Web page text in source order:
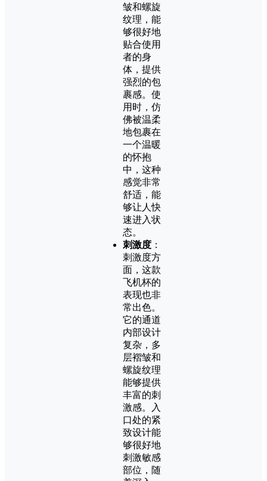
皱和螺旋
纹理，能
够很好地
贴合使用
者的身
体，提供
强烈的包
裹感。使
用时，仿
佛被温柔
地包裹在
一个温暖
的怀抱
中，这种
感觉非常
舒适，能
够让人快
速进入状
态。
刺激度 ：
刺激度方
面，这款
飞机杯的
表现也非
常出色。
它的通道
内部设计
复杂，多
层褶皱和
螺旋纹理
能够提供
丰富的刺
激感。入
口处的紧
致设计能
够很好地
刺激敏感
部位，随